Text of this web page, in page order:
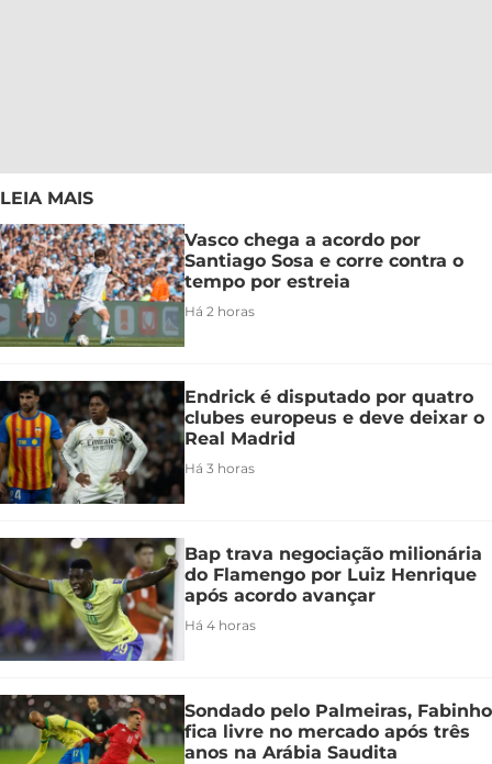
LEIA MAIS
Vasco chega a acordo por
Santiago Sosa e corre contra o
tempo por estreia
Há 2 horas
Endrick é disputado por quatro
clubes europeus e deve deixar o
Real Madrid
Há 3 horas
Bap trava negociação milionária
do Flamengo por Luiz Henrique
após acordo avançar
Há 4 horas
Sondado pelo Palmeiras, Fabinho
fica livre no mercado após três
anos na Arábia Saudita